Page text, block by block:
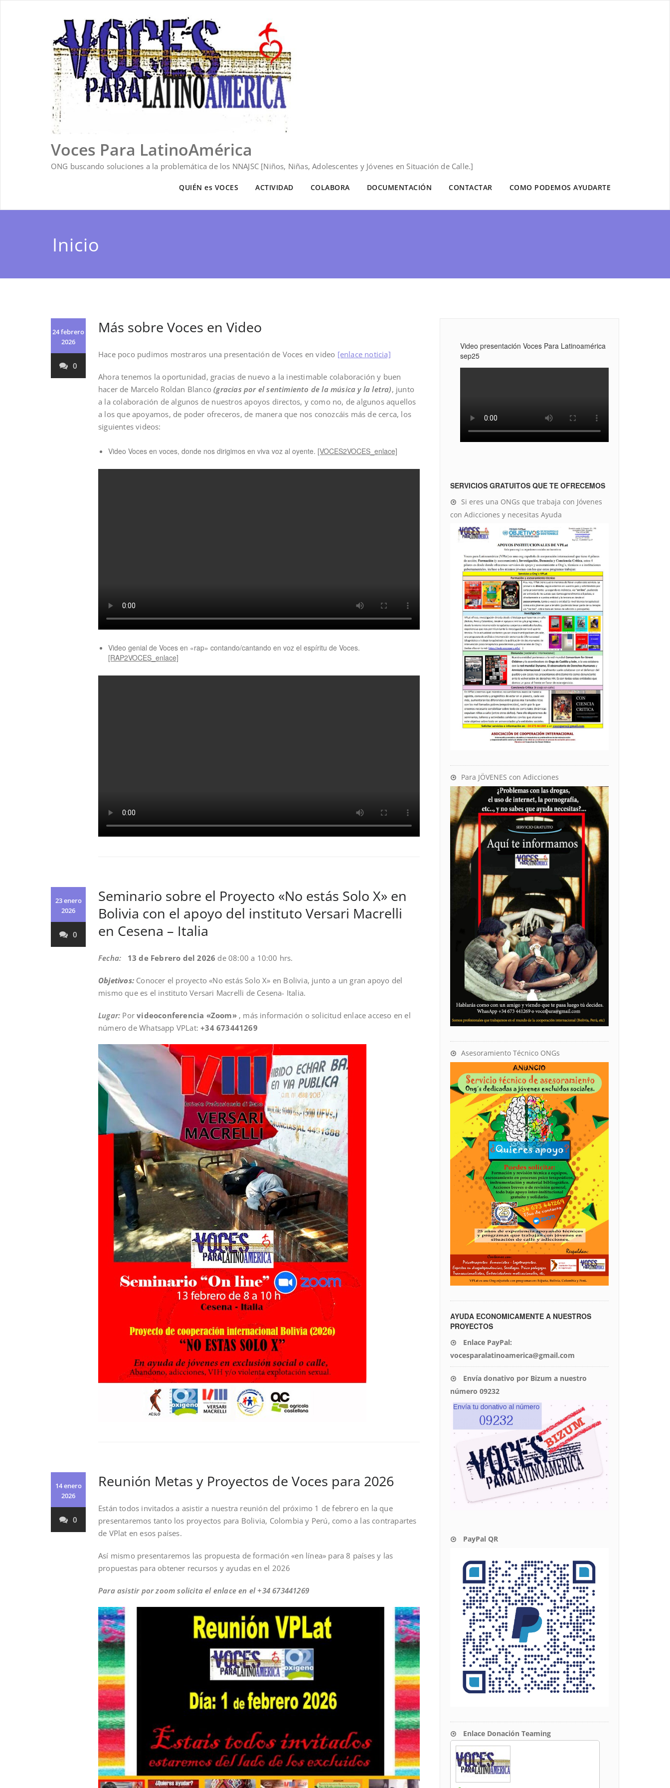
Voces Para LatinoAmérica
ONG buscando soluciones a la problemática de los NNAJSC [Niños, Niñas, Adolescentes y Jóvenes en Situación de Calle.]
QUIÉN es VOCES ACTIVIDAD COLABORA DOCUMENTACIÓN CONTACTAR COMO PODEMOS AYUDARTE
Inicio
24 febrero
2026
0
Más sobre Voces en Video
Hace poco pudimos mostraros una presentación de Voces en video [enlace noticia]
Ahora tenemos la oportunidad, gracias de nuevo a la inestimable colaboración y buen
hacer de Marcelo Roldan Blanco(gracias por el sentimiento de la música y la letra), junto
a la colaboración de algunos de nuestros apoyos directos, y como no, de algunos aquellos
a los que apoyamos, de poder ofreceros, de manera que nos conozcáis más de cerca, los
siguientes videos:
Video Voces en voces, donde nos dirigimos en viva voz al oyente. [VOCES2VOCES_enlace]
Video genial de Voces en «rap» contando/cantando en voz el espíritu de Voces.
[RAP2VOCES_enlace]
23 enero
2026
0
Seminario sobre el Proyecto «No estás Solo X» en
Bolivia con el apoyo del instituto Versari Macrelli
en Cesena – Italia
Fecha: 13 de Febrero del 2026 de 08:00 a 10:00 hrs.
Objetivos: Conocer el proyecto «No estás Solo X» en Bolivia, junto a un gran apoyo del
mismo que es el instituto Versari Macrelli de Cesena- Italia.
Lugar: Porvideoconferencia «Zoom» , más información o solicitud enlace acceso en el
número de Whatsapp VPLat:+34 673441269
14 enero
2026
0
Reunión Metas y Proyectos de Voces para 2026
Están todos invitados a asistir a nuestra reunión del próximo 1 de febrero en la que
presentaremos tanto los proyectos para Bolivia, Colombia y Perú, como a las contrapartes
de VPlat en esos países.
Así mismo presentaremos las propuesta de formación «en línea» para 8 países y las
propuestas para obtener recursos y ayudas en el 2026
Para asistir por zoom solicita el enlace en el +34 673441269
Video presentación Voces Para Latinoamérica
sep25
SERVICIOS GRATUITOS QUE TE OFRECEMOS
Si eres una ONGs que trabaja con Jóvenes
con Adicciones y necesitas Ayuda
Para JÖVENES con Adicciones
Asesoramiento Técnico ONGs
AYUDA ECONOMICAMENTE A NUESTROS
PROYECTOS
Enlace PayPal:
vocesparalatinoamerica@gmail.com
Envía donativo por Bizum a nuestro
número 09232
PayPal QR
Enlace Donación Teaming